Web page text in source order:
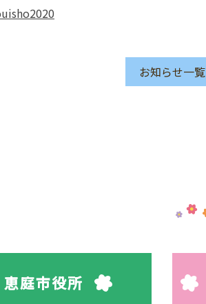
お知らせ一覧
恵庭市役所